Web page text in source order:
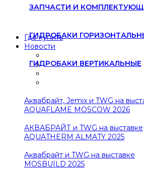
ЗАПЧАСТИ И
ГИДРОБАКИ
ГИДРОБАКИ ВЕРТИКАЛЬНЫЕ
Где купить
Новости
Аквабрайт, Jemix и TWG на
AQUAFLAME MOSCOW 2026
АКВАБРАЙТ и TWG на выставке
AQUATHERM ALMATY 2025
Аквабрайт и TWG на выставке
MOSBUILD 2025